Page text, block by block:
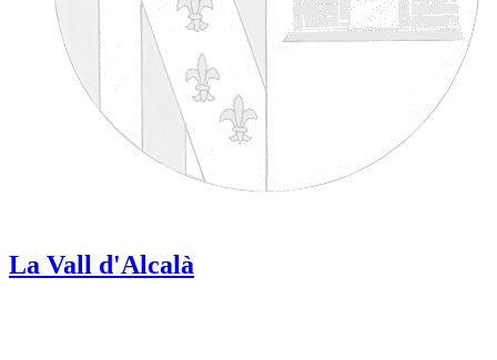
La Vall d'Alcalà